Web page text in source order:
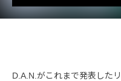
D.A.N.がこれまで発表した